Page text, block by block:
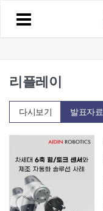
리플레이
다시보기 발표자료